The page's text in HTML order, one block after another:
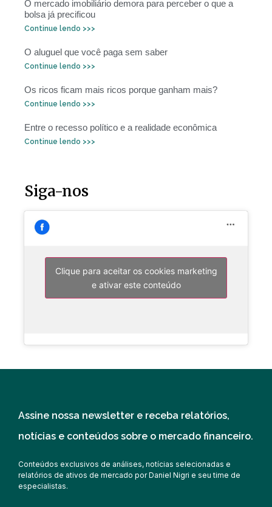
O mercado imobiliário demora para perceber o que a
bolsa já precificou
Continue lendo >>>
O aluguel que você paga sem saber
Continue lendo >>>
Os ricos ficam mais ricos porque ganham mais?
Continue lendo >>>
Entre o recesso político e a realidade econômica
Continue lendo >>>
Siga-nos
Clique para aceitar os cookies marketing
e ativar este conteúdo
Assine nossa newsletter e receba relatórios,
notícias e conteúdos sobre o mercado financeiro.
Conteúdos exclusivos de análises, notícias selecionadas e
relatórios de ativos de mercado por Daniel Nigri e seu time de
especialistas.